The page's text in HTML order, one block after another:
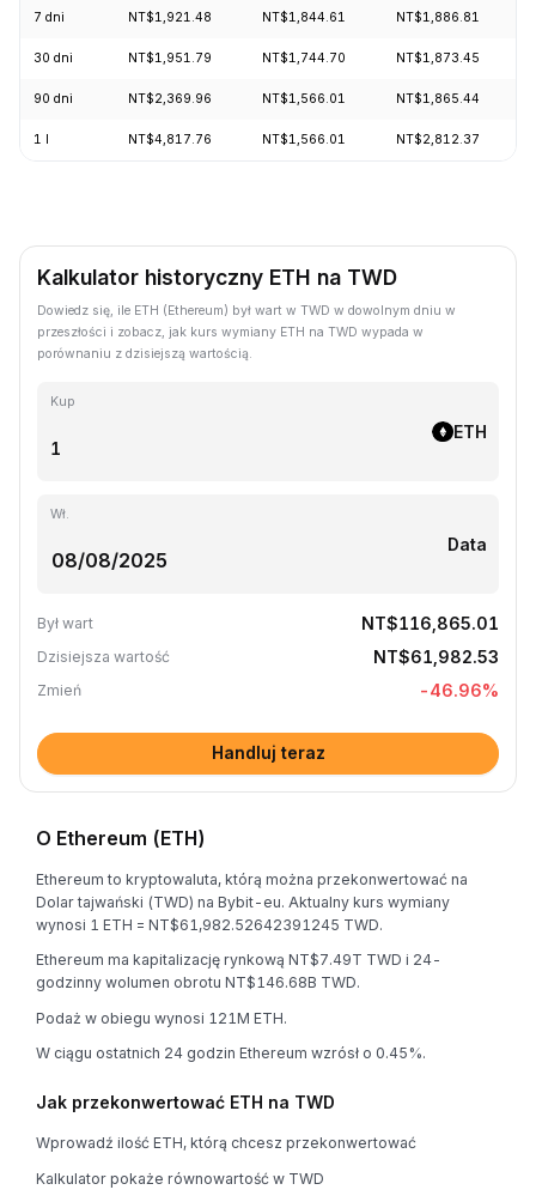
7 dni NT$1,921.48 NT$1,844.61 NT$1,886.81
30 dni NT$1,951.79 NT$1,744.70 NT$1,873.45
90 dni NT$2,369.96 NT$1,566.01 NT$1,865.44
1 l NT$4,817.76 NT$1,566.01 NT$2,812.37
Kalkulator historyczny ETH na TWD
Dowiedz się, ile ETH (Ethereum) był wart w TWD w dowolnym dniu w
przeszłości i zobacz, jak kurs wymiany ETH na TWD wypada w
porównaniu z dzisiejszą wartością.
Kup
ETH
Wł.
Data
Był wart NT$116,865.01
Dzisiejsza wartość NT$61,982.53
Zmień -46.96%
Handluj teraz
O Ethereum (ETH)
Ethereum to kryptowaluta, którą można przekonwertować na
Dolar tajwański (TWD) na Bybit-eu. Aktualny kurs wymiany
wynosi 1 ETH = NT$61,982.52642391245 TWD.
Ethereum ma kapitalizację rynkową NT$7.49T TWD i 24-
godzinny wolumen obrotu NT$146.68B TWD.
Podaż w obiegu wynosi 121M ETH.
W ciągu ostatnich 24 godzin Ethereum wzrósł o 0.45%.
Jak przekonwertować ETH na TWD
Wprowadź ilość ETH, którą chcesz przekonwertować
Kalkulator pokaże równowartość w TWD